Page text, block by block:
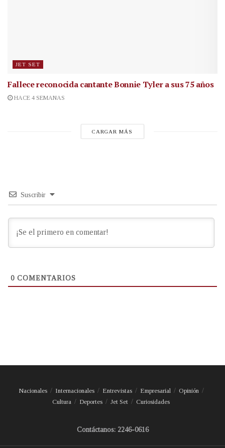
JET SET
Fallece reconocida cantanteBonnie Tyler a sus 75 años
HACE 4 SEMANAS
CARGAR MÁS
Suscribir
0 COMENTARIOS
Nacionales Internacionales Entrevistas Empresarial
Opinión
Cultura
Deportes Jet Set Curiosidades
Contáctanos: 2246-0616